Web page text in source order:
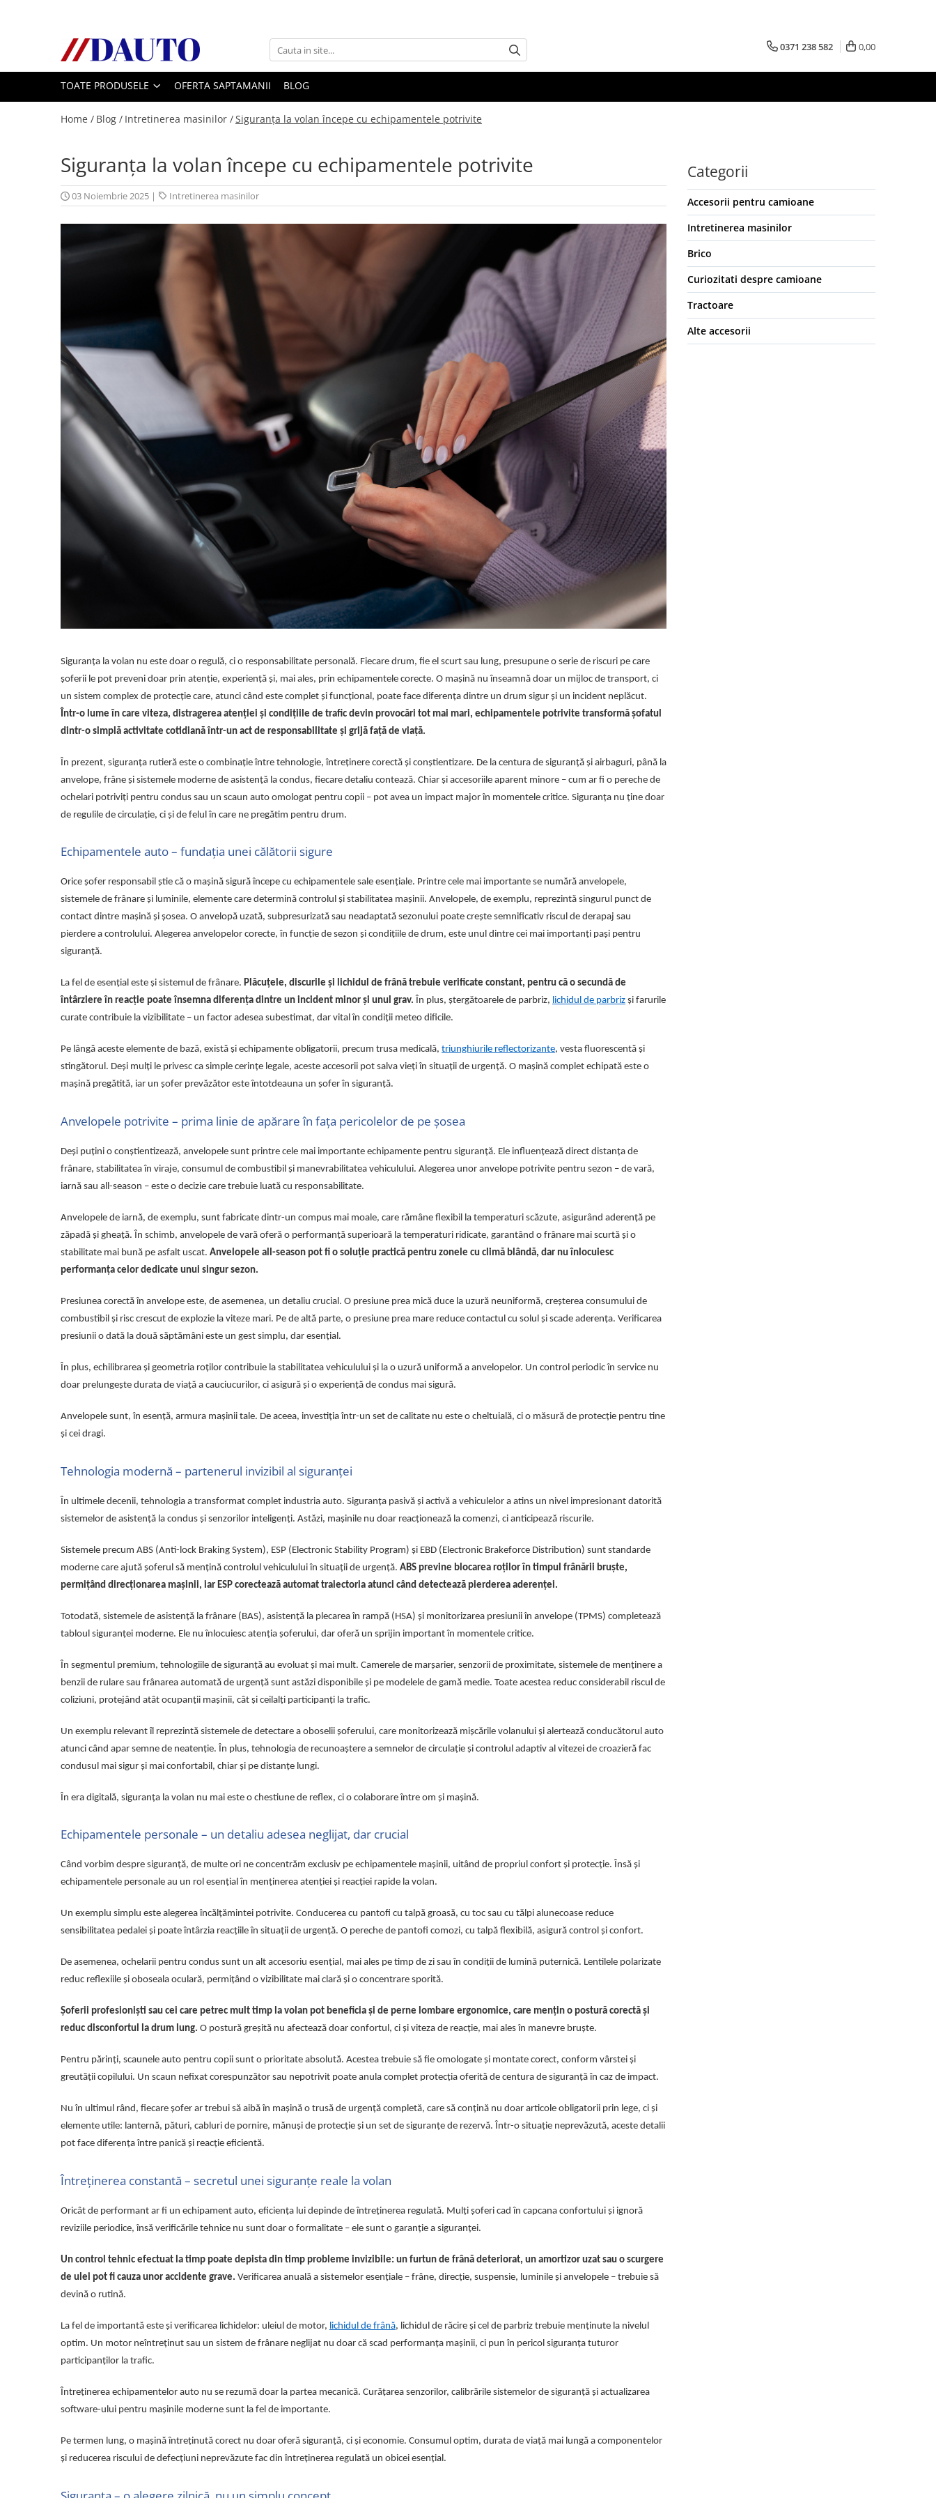
Toate Produsele
Bullbare, Suporti lumini camioane
Accesorii inox
DAF XF Euro 6
Mercedes Actros
Mercedes Actros MP2
Mercedes Actros MP3
Mercedes Actros MP4, MP5
Mercedes Actros MP6
Mercedes Arocs
Volvo FH 2 Euro 4
Volvo FH 3 Euro 5
Volvo FH 4 Euro 6
Lumini, Becuri, Proiectoare
Accesorii iluminare LED camioane
Bare LED (LED Bar) off-road, auto
Becuri auto
Becuri Led Auto
Seturi de Becuri Auto
Faruri Camioane, Utilaje &
Lampi de ceata
Lampi gabarit auto si remorci
Lampi gabarit cu brat auto si
Lampi LED auto dedicate
Lampi numar Inmatriculare
Lampi Fata cu Bec & Semnalizare
Lampi Spate cu Bec & Triple
Lampi Spate LED & Triple
Lumini de Zi, DRL
Proiectoare de lucru si marsarier
Proiectoare suplimentare, Camion,
Proiectoare Full LED
Proiectoare Halogen plus LED
Dispozitive Avertizare
Autocolante reflectorizante si
fluorescente
Claxoane Auto si Semnale Electrice
de Avertizare
Benzi si placi reflectorizante
Girofaruri auto si camion
Goarne / Trompete Pneumatice
Kituri Instalare Goarne
Pneumatice
Rampe luminoase girofar
Stroboscoape Auto
Veste Reflectorizante de Avertizare
Elemente Caroserie
Deflectoare geam
Parasolare Camion – Cabina si
Protectii si pasaje roti
Reclame Luminoase
Electrice auto, camioane si remorci
Cabluri Auto Spiralate
Comutatoare si intrerupatoare
Instalatii Electrice pentru Remorci
Invertoare de tensiune
Prize, stechere si mufe auto
Conectori instalatii electrice auto,
camion si remorca
Prize si conectori alimentare 2/3
Prize si stechere remorca, 7/13 pini
Prize, stechere si adaptoare
Relee auto
Suporturi si socluri sigurante auto
Sprayuri, intretinere si cosmetica
Cosmetica interior si exterior auto
Vopsea spray si antifoane
0371 238 582 0,00
TOATE PRODUSELE OFERTA SAPTAMANII BLOG
Home / Blog / Intretinerea masinilor /Siguranța la volan începe cu echipamentele potrivite
Siguranța la volan începe cu echipamentele potrivite
03 Noiembrie 2025 | Intretinerea masinilor
Siguranța la volan nu este doar o regulă, ci o responsabilitate personală. Fiecare drum, fie el scurt sau lung, presupune o serie de riscuri pe care
șoferii le pot preveni doar prin atenție, experiență și, mai ales, prin echipamentele corecte. O mașină nu înseamnă doar un mijloc de transport, ci
un sistem complex de protecție care, atunci când este complet și funcțional, poate face diferența dintre un drum sigur și un incident neplăcut.
Într-o lume în care viteza, distragerea atenției și condițiile de trafic devin provocări tot mai mari, echipamentele potrivite transformă șofatul
dintr-o simplă activitate cotidiană într-un act de responsabilitate și grijă față de viață.
În prezent, siguranța rutieră este o combinație între tehnologie, întreținere corectă și conștientizare. De la centura de siguranță și airbaguri, până la
anvelope, frâne și sistemele moderne de asistență la condus, fiecare detaliu contează. Chiar și accesoriile aparent minore – cum ar fi o pereche de
ochelari potriviți pentru condus sau un scaun auto omologat pentru copii – pot avea un impact major în momentele critice. Siguranța nu ține doar
de regulile de circulație, ci și de felul în care ne pregătim pentru drum.
Echipamentele auto – fundația unei călătorii sigure
Orice șofer responsabil știe că o mașină sigură începe cu echipamentele sale esențiale. Printre cele mai importante se numără anvelopele,
sistemele de frânare și luminile, elemente care determină controlul și stabilitatea mașinii. Anvelopele, de exemplu, reprezintă singurul punct de
contact dintre mașină și șosea. O anvelopă uzată, subpresurizată sau neadaptată sezonului poate crește semnificativ riscul de derapaj sau
pierdere a controlului. Alegerea anvelopelor corecte, în funcție de sezon și condițiile de drum, este unul dintre cei mai importanți pași pentru
siguranță.
La fel de esențial este și sistemul de frânare. Plăcuțele, discurile și lichidul de frână trebuie verificate constant, pentru că o secundă de
întârziere în reacție poate însemna diferența dintre un incident minor și unul grav. În plus, ștergătoarele de parbriz, lichidul de parbriz și farurile
curate contribuie la vizibilitate – un factor adesea subestimat, dar vital în condiții meteo dificile.
Pe lângă aceste elemente de bază, există și echipamente obligatorii, precum trusa medicală, triunghiurile reflectorizante, vesta fluorescentă și
stingătorul. Deși mulți le privesc ca simple cerințe legale, aceste accesorii pot salva vieți în situații de urgență. O mașină complet echipată este o
mașină pregătită, iar un șofer prevăzător este întotdeauna un șofer în siguranță.
Anvelopele potrivite – prima linie de apărare în fața pericolelor de pe șosea
Deși puțini o conștientizează, anvelopele sunt printre cele mai importante echipamente pentru siguranță. Ele influențează direct distanța de
frânare, stabilitatea în viraje, consumul de combustibil și manevrabilitatea vehiculului. Alegerea unor anvelope potrivite pentru sezon – de vară,
iarnă sau all-season – este o decizie care trebuie luată cu responsabilitate.
Anvelopele de iarnă, de exemplu, sunt fabricate dintr-un compus mai moale, care rămâne flexibil la temperaturi scăzute, asigurând aderență pe
zăpadă și gheață. În schimb, anvelopele de vară oferă o performanță superioară la temperaturi ridicate, garantând o frânare mai scurtă și o
stabilitate mai bună pe asfalt uscat. Anvelopele all-season pot fi o soluție practică pentru zonele cu climă blândă, dar nu înlocuiesc
performanța celor dedicate unui singur sezon.
Presiunea corectă în anvelope este, de asemenea, un detaliu crucial. O presiune prea mică duce la uzură neuniformă, creșterea consumului de
combustibil și risc crescut de explozie la viteze mari. Pe de altă parte, o presiune prea mare reduce contactul cu solul și scade aderența. Verificarea
presiunii o dată la două săptămâni este un gest simplu, dar esențial.
În plus, echilibrarea și geometria roților contribuie la stabilitatea vehiculului și la o uzură uniformă a anvelopelor. Un control periodic în service nu
doar prelungește durata de viață a cauciucurilor, ci asigură și o experiență de condus mai sigură.
Anvelopele sunt, în esență, armura mașinii tale. De aceea, investiția într-un set de calitate nu este o cheltuială, ci o măsură de protecție pentru tine
și cei dragi.
Tehnologia modernă – partenerul invizibil al siguranței
În ultimele decenii, tehnologia a transformat complet industria auto. Siguranța pasivă și activă a vehiculelor a atins un nivel impresionant datorită
sistemelor de asistență la condus și senzorilor inteligenți. Astăzi, mașinile nu doar reacționează la comenzi, ci anticipează riscurile.
Sistemele precum ABS (Anti-lock Braking System), ESP (Electronic Stability Program) și EBD (Electronic Brakeforce Distribution) sunt standarde
moderne care ajută șoferul să mențină controlul vehiculului în situații de urgență. ABS previne blocarea roților în timpul frânării bruște,
permițând direcționarea mașinii, iar ESP corectează automat traiectoria atunci când detectează pierderea aderenței.
Totodată, sistemele de asistență la frânare (BAS), asistență la plecarea în rampă (HSA) și monitorizarea presiunii în anvelope (TPMS) completează
tabloul siguranței moderne. Ele nu înlocuiesc atenția șoferului, dar oferă un sprijin important în momentele critice.
În segmentul premium, tehnologiile de siguranță au evoluat și mai mult. Camerele de marșarier, senzorii de proximitate, sistemele de menținere a
benzii de rulare sau frânarea automată de urgență sunt astăzi disponibile și pe modelele de gamă medie. Toate acestea reduc considerabil riscul de
coliziuni, protejând atât ocupanții mașinii, cât și ceilalți participanți la trafic.
Un exemplu relevant îl reprezintă sistemele de detectare a oboselii șoferului, care monitorizează mișcările volanului și alertează conducătorul auto
atunci când apar semne de neatenție. În plus, tehnologia de recunoaștere a semnelor de circulație și controlul adaptiv al vitezei de croazieră fac
condusul mai sigur și mai confortabil, chiar și pe distanțe lungi.
În era digitală, siguranța la volan nu mai este o chestiune de reflex, ci o colaborare între om și mașină.
Echipamentele personale – un detaliu adesea neglijat, dar crucial
Când vorbim despre siguranță, de multe ori ne concentrăm exclusiv pe echipamentele mașinii, uitând de propriul confort și protecție. Însă și
echipamentele personale au un rol esențial în menținerea atenției și reacției rapide la volan.
Un exemplu simplu este alegerea încălțămintei potrivite. Conducerea cu pantofi cu talpă groasă, cu toc sau cu tălpi alunecoase reduce
sensibilitatea pedalei și poate întârzia reacțiile în situații de urgență. O pereche de pantofi comozi, cu talpă flexibilă, asigură control și confort.
De asemenea, ochelarii pentru condus sunt un alt accesoriu esențial, mai ales pe timp de zi sau în condiții de lumină puternică. Lentilele polarizate
reduc reflexiile și oboseala oculară, permițând o vizibilitate mai clară și o concentrare sporită.
Șoferii profesioniști sau cei care petrec mult timp la volan pot beneficia și de perne lombare ergonomice, care mențin o postură corectă și
reduc disconfortul la drum lung. O postură greșită nu afectează doar confortul, ci și viteza de reacție, mai ales în manevre bruște.
Pentru părinți, scaunele auto pentru copii sunt o prioritate absolută. Acestea trebuie să fie omologate și montate corect, conform vârstei și
greutății copilului. Un scaun nefixat corespunzător sau nepotrivit poate anula complet protecția oferită de centura de siguranță în caz de impact.
Nu în ultimul rând, fiecare șofer ar trebui să aibă în mașină o trusă de urgență completă, care să conțină nu doar articole obligatorii prin lege, ci și
elemente utile: lanternă, pături, cabluri de pornire, mănuși de protecție și un set de siguranțe de rezervă. Într-o situație neprevăzută, aceste detalii
pot face diferența între panică și reacție eficientă.
Întreținerea constantă – secretul unei siguranțe reale la volan
Oricât de performant ar fi un echipament auto, eficiența lui depinde de întreținerea regulată. Mulți șoferi cad în capcana confortului și ignoră
reviziile periodice, însă verificările tehnice nu sunt doar o formalitate – ele sunt o garanție a siguranței.
Un control tehnic efectuat la timp poate depista din timp probleme invizibile: un furtun de frână deteriorat, un amortizor uzat sau o scurgere
de ulei pot fi cauza unor accidente grave. Verificarea anuală a sistemelor esențiale – frâne, direcție, suspensie, luminile și anvelopele – trebuie să
devină o rutină.
La fel de importantă este și verificarea lichidelor: uleiul de motor, lichidul de frână, lichidul de răcire și cel de parbriz trebuie menținute la nivelul
optim. Un motor neîntreținut sau un sistem de frânare neglijat nu doar că scad performanța mașinii, ci pun în pericol siguranța tuturor
participanților la trafic.
Întreținerea echipamentelor auto nu se rezumă doar la partea mecanică. Curățarea senzorilor, calibrările sistemelor de siguranță și actualizarea
software-ului pentru mașinile moderne sunt la fel de importante.
Pe termen lung, o mașină întreținută corect nu doar oferă siguranță, ci și economie. Consumul optim, durata de viață mai lungă a componentelor
și reducerea riscului de defecțiuni neprevăzute fac din întreținerea regulată un obicei esențial.
Categorii
Accesorii pentru camioane
Intretinerea masinilor
Brico
Curiozitati despre camioane
Tractoare
Alte accesorii